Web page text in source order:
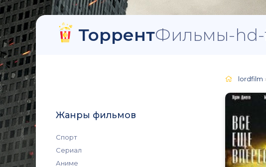
ТоррентФильмы-hd-
Жанры фильмов
Спорт
Сериал
Аниме
lordfilm